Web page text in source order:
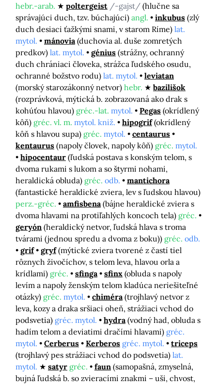
hebr.-arab.
poltergeist /-gajst/ (hlučne sa
správajúci duch, tzv. búchajúci) angl. inkubus (zlý
duch desiaci ťažkými snami, v starom Ríme) lat.
mytol.
mánovia (duchovia al. duše zomretých
predkov) lat. mytol. génius (strážny, ochranný
duch chrániaci človeka, strážca ľudského osudu,
ochranné božstvo rodu) lat. mytol.
leviatan
(morský starozákonný netvor) hebr.
bazilišok
(rozprávková, mýtická b. zobrazovaná ako drak s
kohúťou hlavou) gréc.-lat. mytol. Pegas (okrídlený
kôň) gréc. vl. m. mytol. kniž. hipogrif (okrídlený
kôň s hlavou supa) gréc. mytol.
centaurus
kentaurus (napoly človek, napoly kôň) gréc. mytol.
hipocentaur (ľudská postava s konským telom, s
dvoma rukami s lukom a so štyrmi nohami,
heraldická obluda) gréc. odb.
mantichora
(fantastické heraldické zviera, lev s ľudskou hlavou)
perz.-gréc.
amfisbena (bájne heraldické zviera s
dvoma hlavami na protiľahlých koncoch tela) gréc.
geryón (heraldický netvor, ľudská hlava s troma
tvárami (jednou spredu a dvoma z boku)) gréc. odb.
grif
gryf (mýtické zviera tvorené z častí tiel
rôznych živočíchov, s telom leva, hlavou orla a
krídlami) gréc. sfinga sfinx (obluda s napoly
levím a napoly ženským telom kladúca neriešiteľné
otázky) gréc. mytol. chiméra (trojhlavý netvor z
leva, kozy a draka sršiaci oheň, strážiaci vchod do
podsvetia) gréc. mytol. hydra (vodný had, obluda s
hadím telom a deviatimi dračími hlavami) gréc.
mytol.
Cerberus Kerberos gréc. mytol.
triceps
(trojhlavý pes strážiaci vchod do podsvetia) lat.
mytol.
satyr gréc. faun (samopašná, zmyselná,
bujná ľudská b. so zvieracími znakmi – uši, chvost,